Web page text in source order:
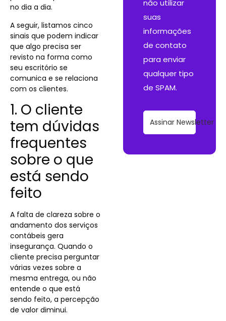
no dia a dia.
A seguir, listamos cinco
sinais que podem indicar
que algo precisa ser
revisto na forma como
seu escritório se
comunica e se relaciona
com os clientes.
1. O cliente
tem dúvidas
frequentes
sobre o que
está sendo
feito
A falta de clareza sobre o
andamento dos serviços
contábeis gera
insegurança. Quando o
cliente precisa perguntar
várias vezes sobre a
mesma entrega, ou não
entende o que está
sendo feito, a percepção
de valor diminui.
não utilizar
suas
informações
de contato
para enviar
qualquer tipo
de SPAM.
Assinar Newsletter